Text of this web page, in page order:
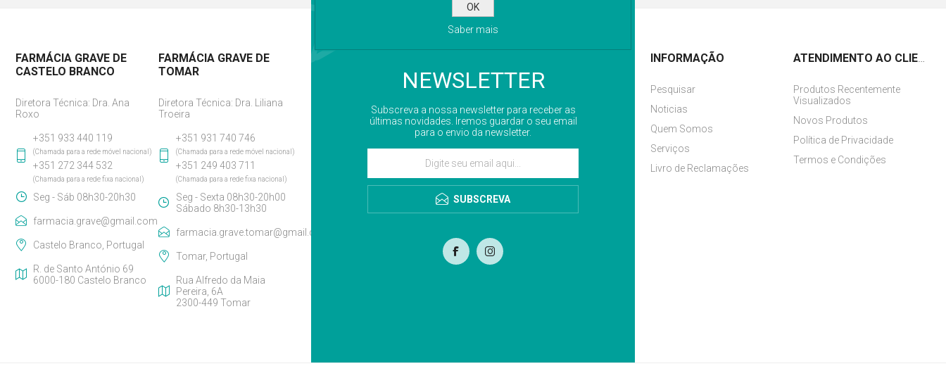
NEWSLETTER
Subscreva a nossa newsletter para receber as
últimas novidades. Iremos guardar o seu email
para o envio da newsletter.
SUBSCREVA
FARMÁCIA GRAVE DE
CASTELO BRANCO
Diretora Técnica: Dra. Ana
Roxo
+351 933 440 119
(Chamada para a rede móvel nacional)
+351 272 344 532
(Chamada para a rede fixa nacional)
Seg - Sáb 08h30-20h30
farmacia.grave@gmail.com
Castelo Branco, Portugal
R. de Santo António 69
6000-180 Castelo Branco
FARMÁCIA GRAVE DE
TOMAR
Diretora Técnica: Dra. Liliana
Troeira
+351 931 740 746
(Chamada para a rede móvel nacional)
+351 249 403 711
(Chamada para a rede fixa nacional)
Seg - Sexta 08h30-20h00
Sábado 8h30-13h30
farmacia.grave.tomar@gmail.com
Tomar, Portugal
Rua Alfredo da Maia
Pereira, 6A
2300-449 Tomar
INFORMAÇÃO
Pesquisar
Noticias
Quem Somos
Serviços
Livro de Reclamações
ATENDIMENTO AO CLIENTE
Produtos Recentemente
Visualizados
Novos Produtos
Política de Privacidade
Termos e Condições
OK
Saber mais